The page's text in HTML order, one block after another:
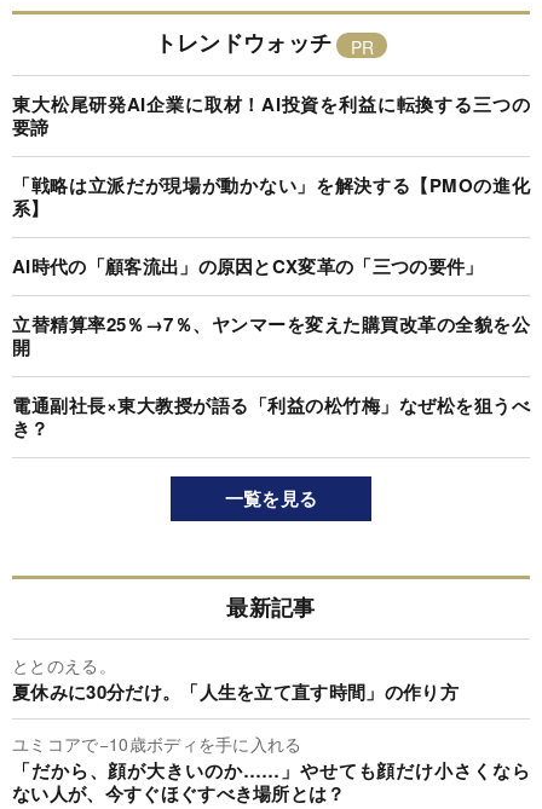
トレンドウォッチ
東大松尾研発AI企業に取材！AI投資を利益に転換する三つの
要諦
「戦略は立派だが現場が動かない」を解決する【PMOの進化
系】
AI時代の「顧客流出」の原因とCX変革の「三つの要件」
立替精算率25％→7％、ヤンマーを変えた購買改革の全貌を公
開
電通副社長×東大教授が語る「利益の松竹梅」なぜ松を狙うべ
き？
一覧を見る
最新記事
ととのえる。
夏休みに30分だけ。「人生を立て直す時間」の作り方
ユミコアで−10歳ボディを手に入れる
「だから、顔が大きいのか……」やせても顔だけ小さくなら
ない人が、今すぐほぐすべき場所とは？